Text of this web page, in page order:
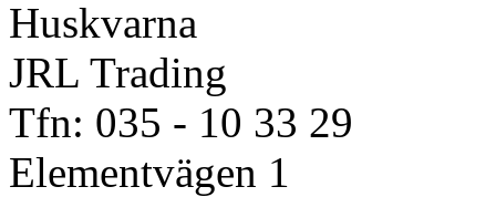
Huskvarna
JRL Trading
Tfn: 035 - 10 33 29
Elementvägen 1